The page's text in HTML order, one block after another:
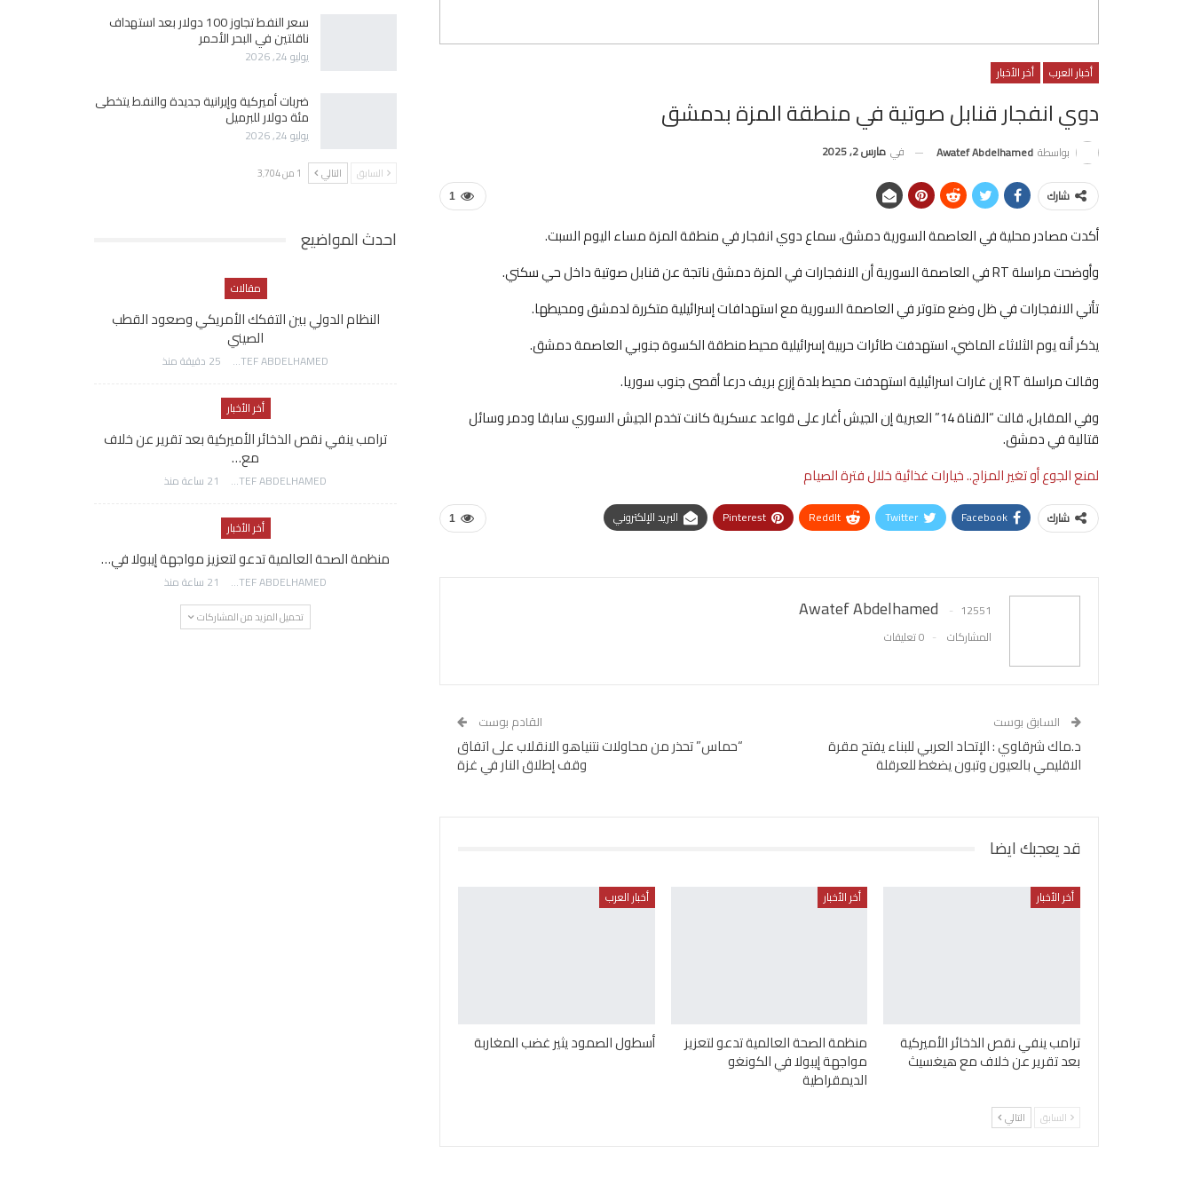
أخبار العرب أخر الأخبار
دوي انفجار قنابل صوتية في منطقة المزة بدمشق
بواسطة Awatef Abdelhamed في مارس 2, 2025
1 شارك
أكدت مصادر محلية في العاصمة السورية دمشق، سماع دوي انفجار في منطقة المزة مساء اليوم السبت.
وأوضحت مراسلة RT في العاصمة السورية أن الانفجارات في المزة دمشق ناتجة عن قنابل صوتية داخل حي سكني.
تأتي الانفجارات في ظل وضع متوتر في العاصمة السورية مع استهدافات إسرائيلية متكررة لدمشق ومحيطها.
يذكر أنه يوم الثلاثاء الماضي، استهدفت طائرات حربية إسرائيلية محيط منطقة الكسوة جنوبي العاصمة دمشق.
وقالت مراسلة RT إن غارات اسرائيلية استهدفت محيط بلدة إزرع بريف درعا أقصى جنوب سوريا.
وفي المقابل، قالت “القناة 14” العبرية إن الجيش أغار على قواعد عسكرية كانت تخدم الجيش السوري سابقا ودمر وسائل
قتالية في دمشق.
لمنع الجوع أو تغير المزاج.. خيارات غذائية خلال فترة الصيام
1 شارك Facebook
Twitter
ReddIt
Pinterest البريد الإلكتروني
Awatef Abdelhamed
12551
المشاركات
0 تعليقات
السابق بوست
د.ماك شرقاوي : الإتحاد العربي للبناء يفتح مقرة
الاقليمي بالعيون وتبون يضغط للعرقلة
القادم بوست
“حماس” تحذر من محاولات نتنياهو الانقلاب على اتفاق
وقف إطلاق النار في غزة
قد يعجبك ايضا
أخر الأخبار
ترامب ينفي نقص الذخائر الأميركية
بعد تقرير عن خلاف مع هيغسيث
أخر الأخبار
منظمة الصحة العالمية تدعو لتعزيز
مواجهة إيبولا في الكونغو
الديمقراطية
أخبار العرب
أسطول الصمود يثير غضب المغاربة
السابق التالي
سعر النفط تجاوز 100 دولار بعد استهداف
ناقلتين في البحر الأحمر
يوليو 24, 2026
ضربات أميركية وإيرانية جديدة والنفط يتخطى
مئة دولار للبرميل
يوليو 24, 2026
السابق التالي 1 من 3٬704
احدث المواضيع
مقالات
النظام الدولي بين التفكك الأمريكي وصعود القطب
الصيني
AWATEF ABDELHAMED 25 دقيقة منذ
أخر الأخبار
ترامب ينفي نقص الذخائر الأميركية بعد تقرير عن خلاف
مع…
AWATEF ABDELHAMED 21 ساعة منذ
أخر الأخبار
منظمة الصحة العالمية تدعو لتعزيز مواجهة إيبولا في…
AWATEF ABDELHAMED 21 ساعة منذ
تحميل المزيد من المشاركات